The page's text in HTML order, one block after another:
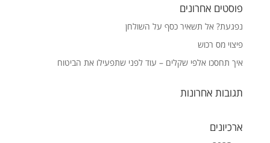
פוסטים אחרונים
נפגעת? אל תשאיר כסף על השולחן
פיצוי מס רכוש
איך תחסכו אלפי שקלים – עוד לפני שתפעילו את הביטוח
תגובות אחרונות
ארכיונים